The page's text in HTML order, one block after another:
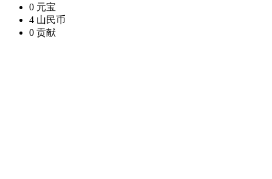
0 元宝
4 山民币
0 贡献